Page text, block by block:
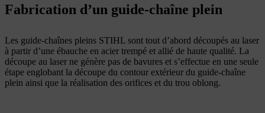
Fabrication d’un guide-chaîne plein
Les guide-chaînes pleins STIHL sont tout d’abord découpés au laser
à partir d’une ébauche en acier trempé et allié de haute qualité. La
découpe au laser ne génère pas de bavures et s’effectue en une seule
étape englobant la découpe du contour extérieur du guide-chaîne
plein ainsi que la réalisation des orifices et du trou oblong.